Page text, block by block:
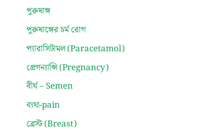
পুরুষাঙ্গ
পুরুষাঙ্গের চর্ম রোগ
প্যারাসিটামল (Paracetamol)
প্রেগন্যান্সি (Pregnancy)
বীর্য – Semen
ব্যথা-pain
ব্রেস্ট (Breast)